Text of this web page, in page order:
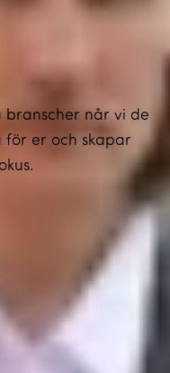
når vi de
för er och skapar